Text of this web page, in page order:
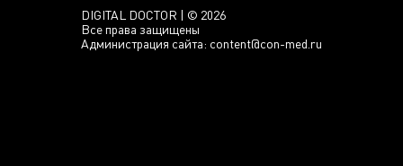
DIGITAL DOCTOR | © 2026
Все права защищены
Администрация сайта: content@con-med.ru